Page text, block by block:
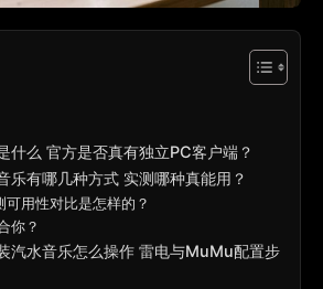
什么 官方是否真有独立PC客户端？
乐有哪几种方式 实测哪种真能用？
可用性对比是怎样的？
你？
汽水音乐怎么操作 雷电与MuMu配置步